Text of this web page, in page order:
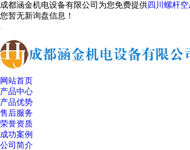
成都涵金机电设备有限公司为您免费提供四川螺杆
您暂无新询盘信息！
网站首页
产品中心
产品优势
售后服务
荣誉资质
成功案例
公司简介